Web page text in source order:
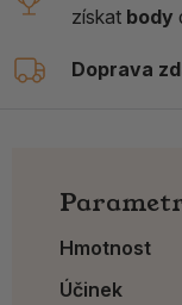
získat body
Doprava
Hmotnost
Účinek